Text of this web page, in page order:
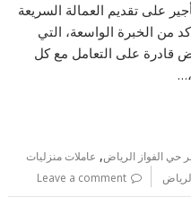
على تقديم العمالة السريعة
من الخبرة الواسعة، التي
قادرة على التعامل مع كل
حي الفواز الرياض, عاملات منزليات
Leave a comment